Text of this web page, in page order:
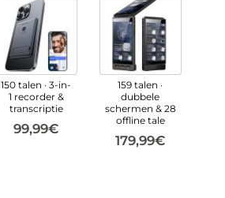
150 talen · 3-in-
1 recorder &
transcriptie
99,99€
159 talen ·
dubbele
schermen & 28
offline tale
179,99€